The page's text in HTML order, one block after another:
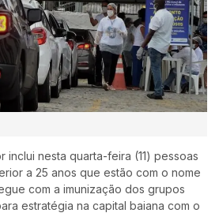
inclui nesta quarta-feira (11) pessoas
a 25 anos que estão com o nome
com a imunização dos grupos
estratégia na capital baiana com o